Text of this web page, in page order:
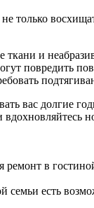
только
и
повредить
вас долгие
ремонт в
семьи есть